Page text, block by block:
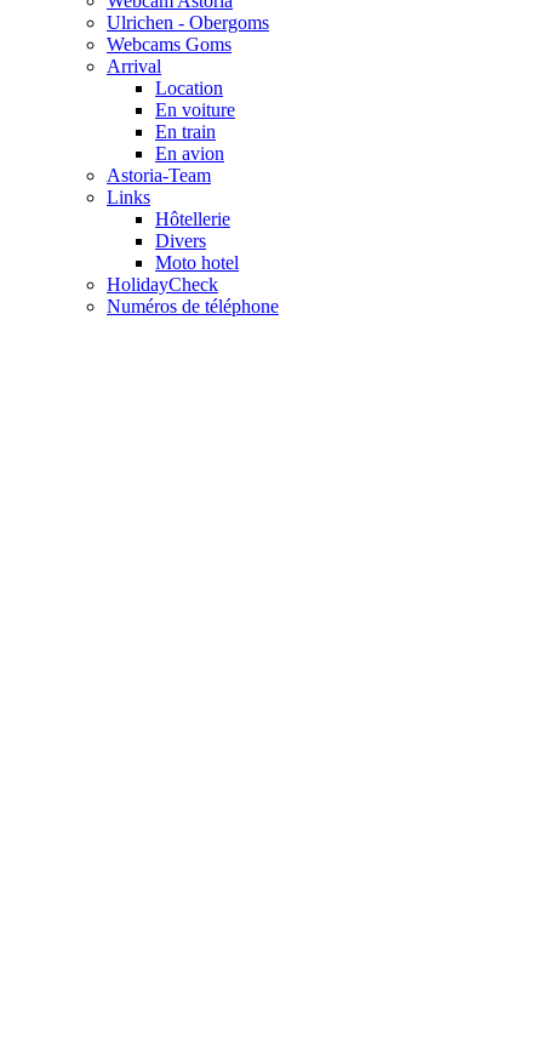
Ulrichen - Obergoms
Webcams Goms
Arrival
Location
En voiture
En train
En avion
Astoria-Team
Links
Hôtellerie
Divers
Moto hotel
HolidayCheck
Numéros de téléphone